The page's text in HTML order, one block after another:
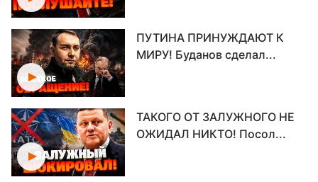
ПУТИНА ПРИНУЖДАЮТ К
МИРУ! Буданов сделал...
ТАКОГО ОТ ЗАЛУЖНОГО НЕ
ОЖИДАЛ НИКТО! Посол...